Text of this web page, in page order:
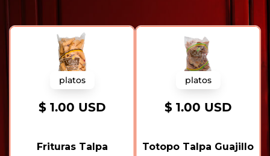
platos
$ 1.00 USD
Frituras Talpa
platos
$ 1.00 USD
Totopo Talpa Guajillo